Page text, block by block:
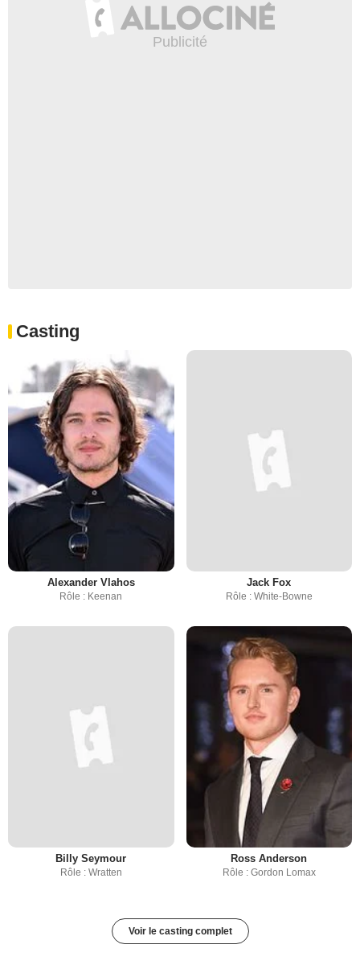
Casting
Alexander Vlahos
Rôle : Keenan
Jack Fox
Rôle : White-Bowne
Billy Seymour
Rôle : Wratten
Ross Anderson
Rôle : Gordon Lomax
Voir le casting complet